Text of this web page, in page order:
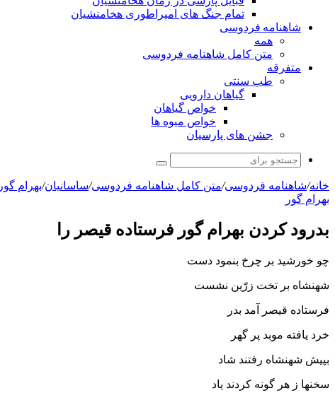
تمام جنگ های امپراطوری هخامنشیان
شاهنامه فردوسی
همه
متن کامل شاهنامه فردوسی
متفرقه
طب سنتی
گیاهان دارویی
خواص گیاهان
خواص میوه ها
جشن های پارسیان
جستجو
برای
خانه/شاهنامه فردوسی/متن کامل شاهنامه فردوسی/ساسانیان/بهرام
بهرام گور
بدرود کردن بهرام گور فرستاده قیصر را
چو خورشید بر چرخ بنمود دست
شهنشاه بر تخت زرّین نشست‏
فرستاده قیصر آمد بدر
خرد یافته موبد پر گهر
بپیش شهنشاه رفتند شاد
سخنها ز هر گونه کردند یاد